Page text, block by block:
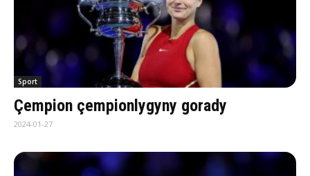
Sport
Çempion çempionlygyny gorady
2024-01-27